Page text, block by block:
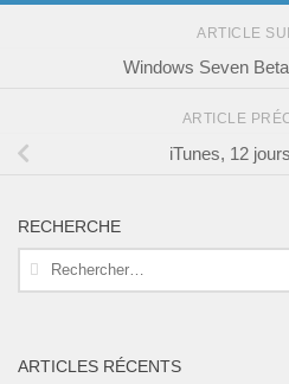
ARTICLE
Windows Seven
ARTICLE
iTunes, 12
RECHERCHE
Rechercher :
ARTICLES RÉCENTS